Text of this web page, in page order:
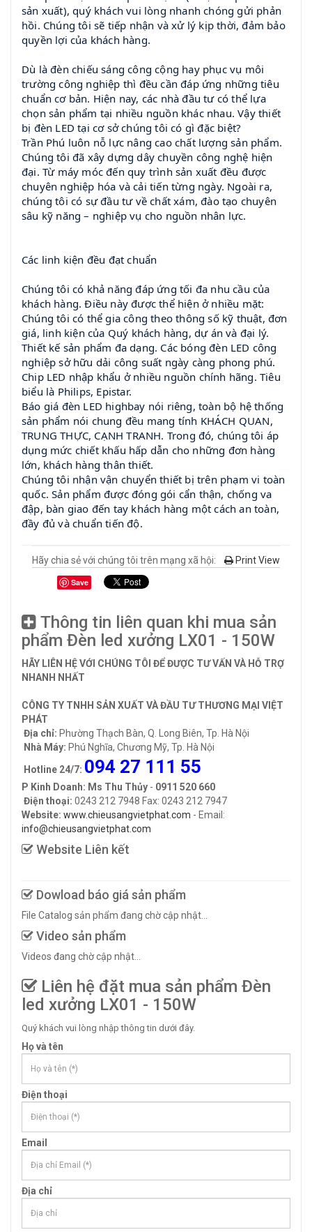
sản xuất), quý khách vui lòng nhanh chóng gửi phản
hồi. Chúng tôi sẽ tiếp nhận và xử lý kịp thời, đảm bảo
quyền lợi của khách hàng.
Dù là đèn chiếu sáng công cộng hay phục vụ môi
trường công nghiệp thì đều cần đáp ứng những tiêu
chuẩn cơ bản. Hiện nay, các nhà đầu tư có thể lựa
chọn sản phẩm tại nhiều nguồn khác nhau. Vậy thiết
bị đèn LED tại cơ sở chúng tôi có gì đặc biệt?
Trần Phú luôn nỗ lực nâng cao chất lượng sản phẩm.
Chúng tôi đã xây dựng dây chuyền công nghệ hiện
đại. Từ máy móc đến quy trình sản xuất đều được
chuyên nghiệp hóa và cải tiến từng ngày. Ngoài ra,
chúng tôi có sự đầu tư về chất xám, đào tạo chuyên
sâu kỹ năng – nghiệp vụ cho nguồn nhân lực.
Các linh kiện đều đạt chuẩn
Chúng tôi có khả năng đáp ứng tối đa nhu cầu của
khách hàng. Điều này được thể hiện ở nhiều mặt:
Chúng tôi có thể gia công theo thông số kỹ thuật, đơn
giá, linh kiện của Quý khách hàng, dự án và đại lý.
Thiết kế sản phẩm đa dạng. Các bóng đèn LED công
nghiệp sở hữu dải công suất ngày càng phong phú.
Chip LED nhập khẩu ở nhiều nguồn chính hãng. Tiêu
biểu là Philips, Epistar.
Báo giá đèn LED highbay nói riêng, toàn bộ hệ thống
sản phẩm nói chung đều mang tính KHÁCH QUAN,
TRUNG THỰC, CẠNH TRANH. Trong đó, chúng tôi áp
dụng mức chiết khấu hấp dẫn cho những đơn hàng
lớn, khách hàng thân thiết.
Chúng tôi nhận vận chuyển thiết bị trên phạm vi toàn
quốc. Sản phẩm được đóng gói cẩn thận, chống va
đập, bàn giao đến tay khách hàng một cách an toàn,
đầy đủ và chuẩn tiến độ.
Print View
Hãy chia sẻ với chúng tôi trên mạng xã hội:
Save
Thông tin liên quan khi mua sản
phẩm Đèn led xưởng LX01 - 150W
HÃY LIÊN HỆ VỚI CHÚNG TÔI ĐỂ ĐƯỢC TƯ VẤN VÀ HỖ TRỢ
NHANH NHẤT
CÔNG TY TNHH SẢN XUẤT VÀ ĐẦU TƯ THƯƠNG MẠI VIỆT
PHÁT
Địa chỉ: Phường Thạch Bàn, Q. Long Biên, Tp. Hà Nội
Nhà Máy: Phú Nghĩa, Chương Mỹ, Tp. Hà Nội
Hotline 24/7: 094 27 111 55
P Kinh Doanh: Ms Thu Thủy - 0911 520 660
Điện thoại: 0243 212 7948 Fax: 0243 212 7947
Website: www.chieusangvietphat.com - Email:
info@chieusangvietphat.com
Website Liên kết
Dowload báo giá sản phẩm
File Catalog sản phẩm đang chờ cập nhật...
Video sản phẩm
Videos đang chờ cập nhật...
Liên hệ đặt mua sản phẩm Đèn
led xưởng LX01 - 150W
Quý khách vui lòng nhập thông tin dưới đây.
Họ và tên
Điện thoại
Email
Địa chỉ